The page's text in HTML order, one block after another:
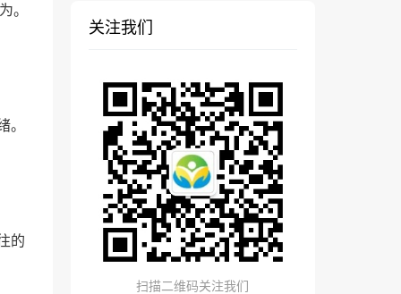
。
的
关注我们
扫描二维码关注我们